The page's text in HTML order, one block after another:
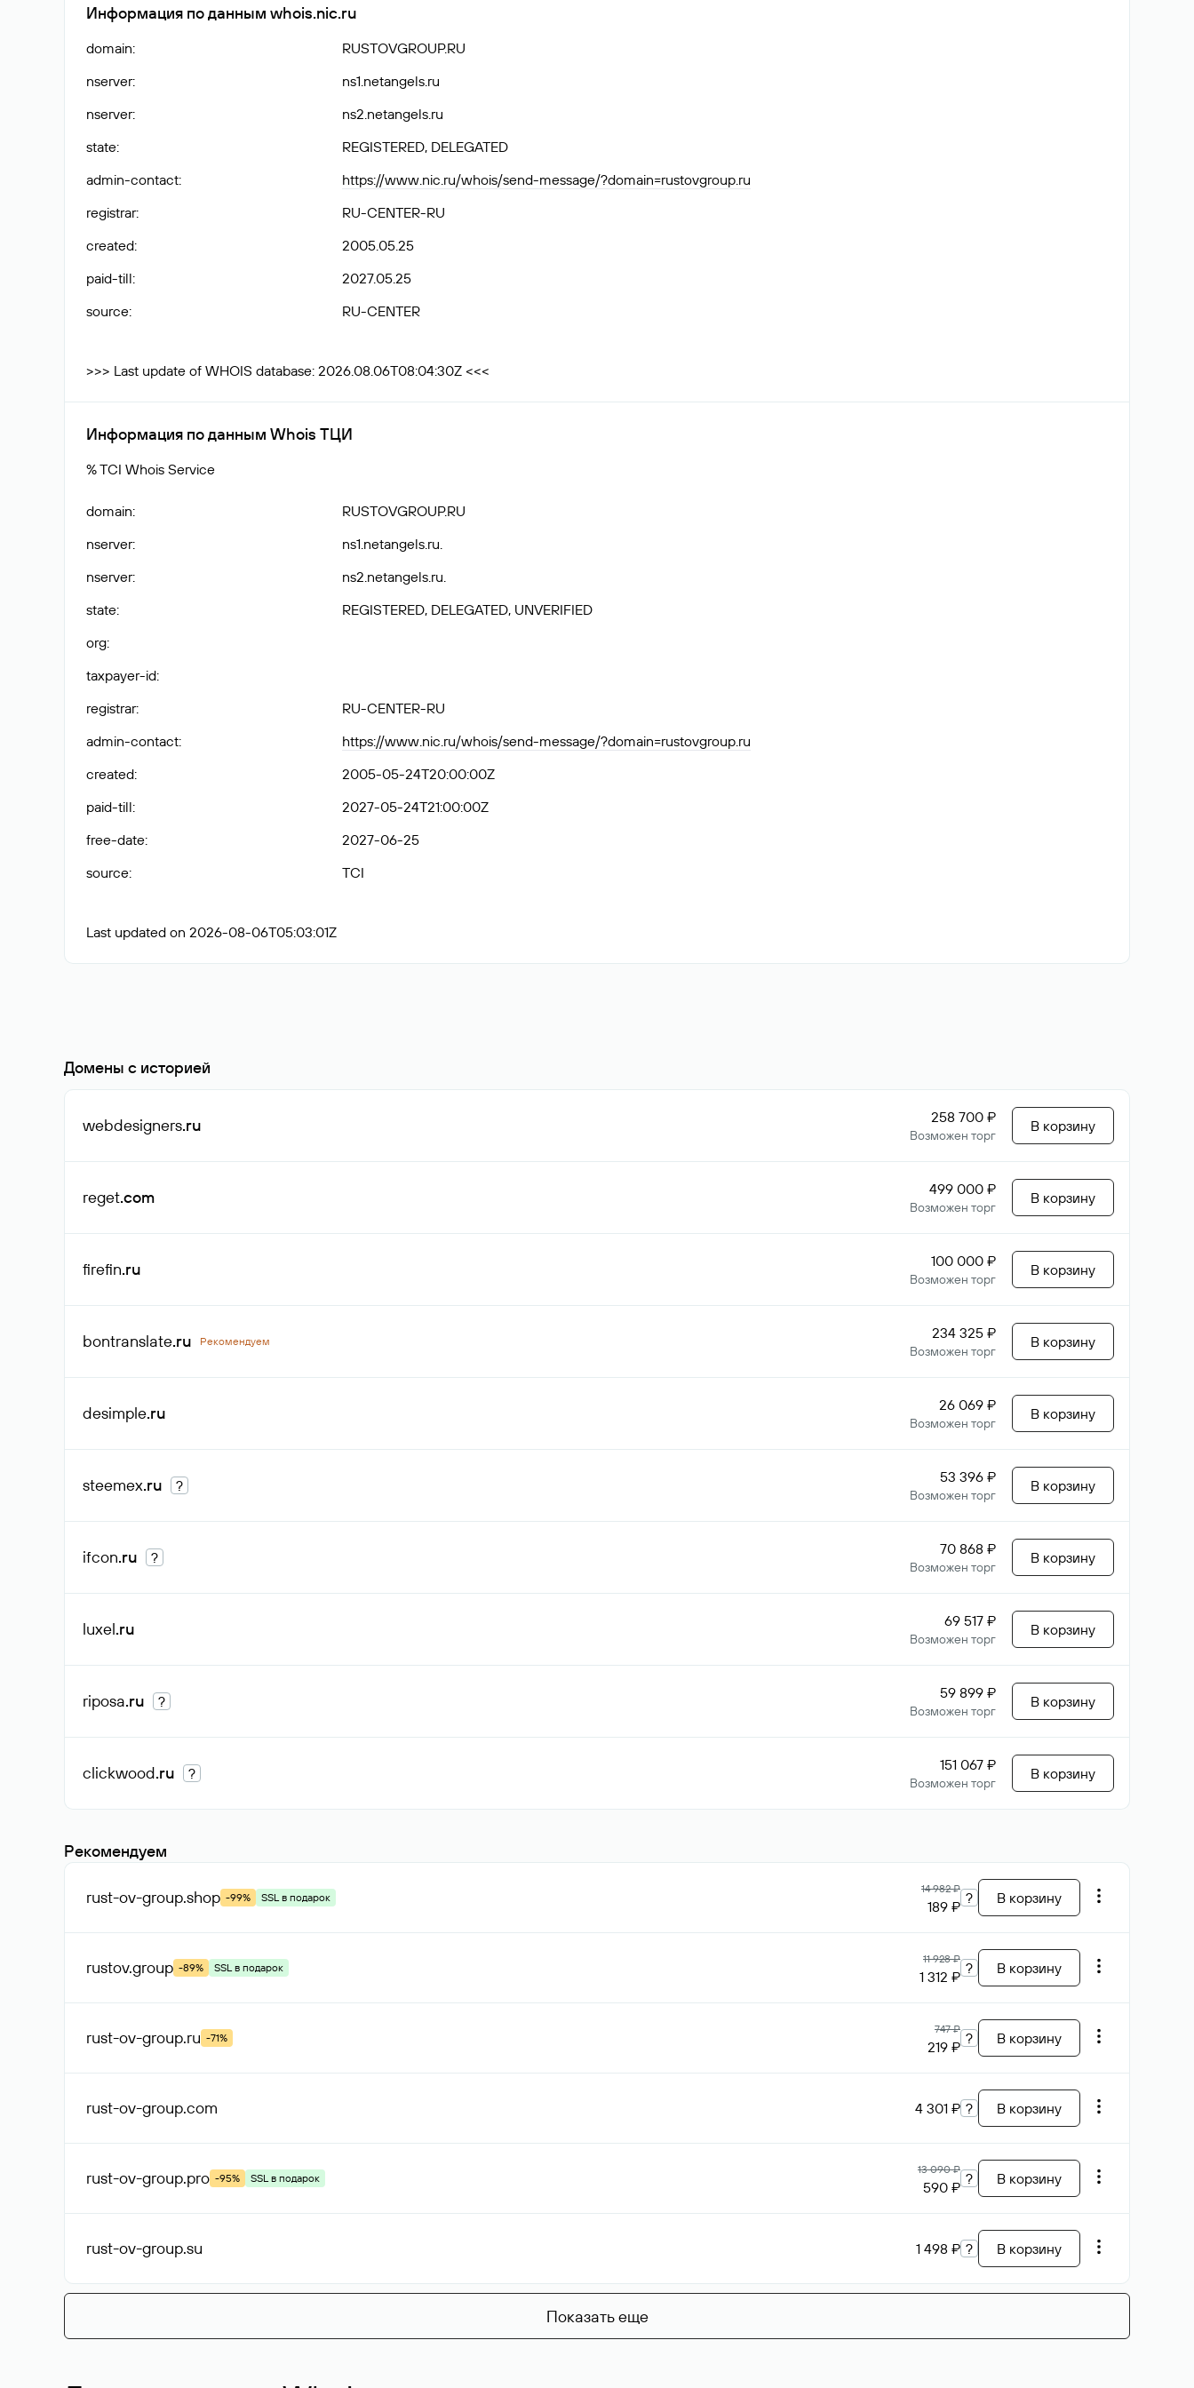
Информация по данным whois.nic.ru
domain:
RUSTOVGROUP.RU
nserver:
ns1.netangels.ru
nserver:
ns2.netangels.ru
state:
REGISTERED, DELEGATED
admin-contact:
https://www.nic.ru/whois/send-message/?domain=rustovgroup.ru
registrar:
RU-CENTER-RU
created:
2005.05.25
paid-till:
2027.05.25
source: RU-CENTER
>>> Last update of WHOIS database: 2026.08.06T08:04:30Z <<<
Информация по данным Whois ТЦИ
% TCI Whois Service
domain:
RUSTOVGROUP.RU
nserver:
ns1.netangels.ru.
nserver:
ns2.netangels.ru.
state:
REGISTERED, DELEGATED, UNVERIFIED
org:
taxpayer-id:
registrar:
RU-CENTER-RU
admin-contact:
https://www.nic.ru/whois/send-message/?domain=rustovgroup.ru
created:
2005-05-24T20:00:00Z
paid-till:
2027-05-24T21:00:00Z
free-date:
2027-06-25
source: TCI
Last updated on 2026-08-06T05:03:01Z
Домены с историей
webdesigners.ru 258 700 ₽
Возможен торг
В корзину
reget.com 499 000 ₽
Возможен торг
В корзину
firefin.ru 100 000 ₽
Возможен торг
В корзину
bontranslate.ru Рекомендуем 234 325 ₽
Возможен торг
В корзину
desimple.ru 26 069 ₽
Возможен торг
В корзину
steemex.ru ? 53 396 ₽
Возможен торг
В корзину
ifcon.ru ? 70 868 ₽
Возможен торг
В корзину
luxel.ru 69 517 ₽
Возможен торг
В корзину
riposa.ru ? 59 899 ₽
Возможен торг
В корзину
clickwood.ru ? 151 067 ₽
Возможен торг
В корзину
Рекомендуем
rust-ov-group.shop -99% SSL в подарок
14 982 ₽
189 ₽ ? В корзину
rustov.group -89% SSL в подарок
11 928 ₽
1 312 ₽ ? В корзину
rust-ov-group.ru -71%
747 ₽
219 ₽ ? В корзину
rust-ov-group.com 4 301 ₽ ? В корзину
rust-ov-group.pro -95% SSL в подарок
13 090 ₽
590 ₽ ? В корзину
rust-ov-group.su 1 498 ₽ ? В корзину
Показать еще